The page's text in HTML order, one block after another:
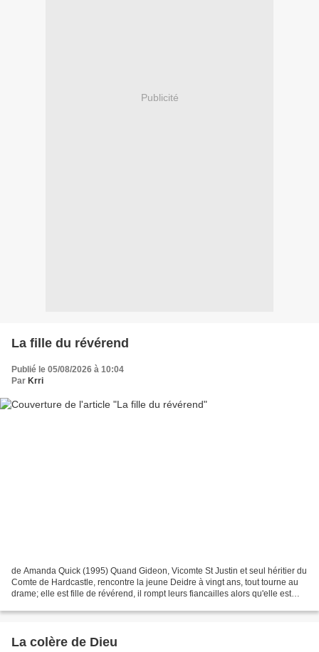
Publicité
La fille du révérend
Publié le 05/08/2026 à 10:04
Par Krri
de Amanda Quick (1995) Quand Gideon, Vicomte St Justin et seul héritier du
Comte de Hardcastle, rencontre la jeune Deidre à vingt ans, tout tourne au
drame; elle est fille de révérend, il rompt leurs fiancailles alors qu'elle est
La colère de Dieu